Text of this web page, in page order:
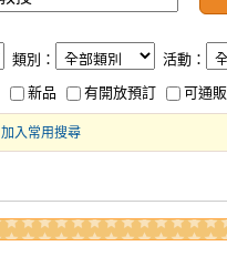
類別：
活動：
新品 有開放預訂 可通販
加入常用搜尋